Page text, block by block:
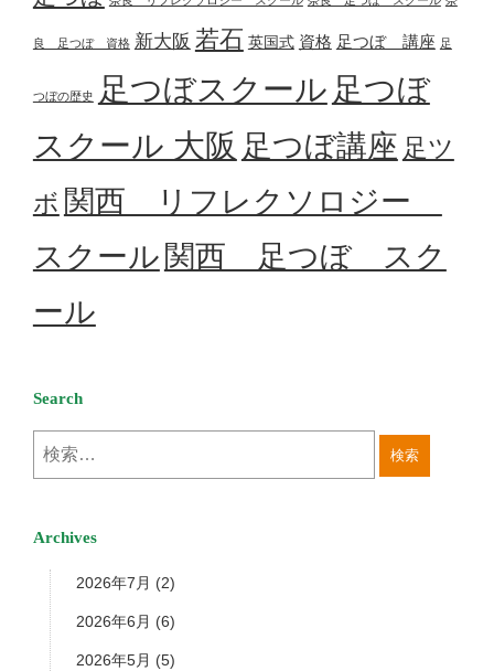
良 足つぼ 資格 新大阪 若石 英国式 資格 足つぼ 講座 足
つぼの歴史 足つぼスクール 足つぼ
スクール 大阪 足つぼ講座 足ツ
ボ 関西 リフレクソロジー
スクール 関西 足つぼ スク
ール
Search
Archives
2026年7月 (2)
2026年6月 (6)
2026年5月 (5)